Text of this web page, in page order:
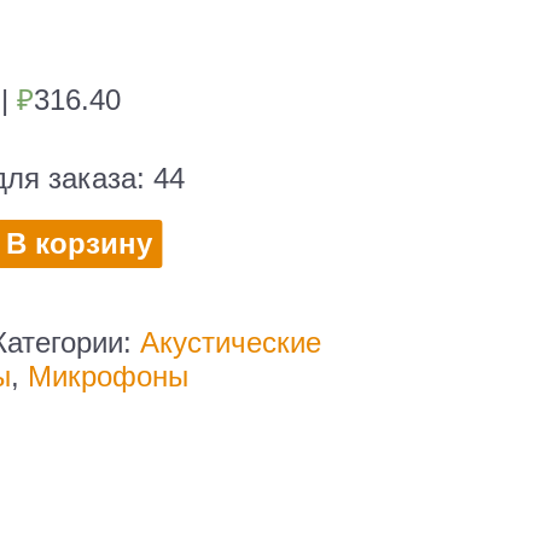
|₽316.40
заказа:44
В корзину
Акустические
, Микрофоны